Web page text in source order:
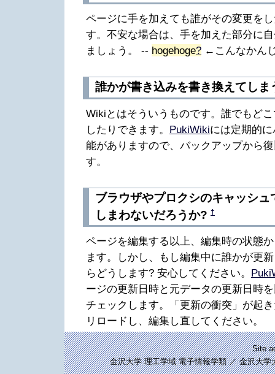
ページに手を加えても誰がその変更を
す。不安な場合は、手を加えた部分に
ましょう。 -- hogehoge? ←こんなかん
誰かが書き込みを書き換えてし
Wikiとはそういうものです。誰でもど
したりできます。 PukiWikiには定期的
能がありますので、バックアップから
す。
ブラウザやプロクシのキャッシュ
しまわないだろうか? †
ページを編集する以上、編集時の状態
ます。しかし、もし編集中に誰かが更
らどうします? 安心してください。
ージの更新日時と元データの更新日時
チェックします。「更新の衝突」が起
リロードし、編集し直してください。
Site
金沢大学 理工学域 電子情報学類 ／ 金沢大